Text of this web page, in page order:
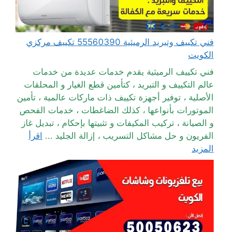
فني تكييف وتبريد الرميثية 55560390 تكييف مركزي
الكويت
فني تكييف الرميثية يقدم خدمات عديدة من خدمات
عالم التكييف و التبريد ، كتأمين قطع الغيار و المحلقات
الأصلية ، توفير أجهزة تكييف ذات ماركات عالمية ، تأمين
الموتورات بأنواعها ، كذلك الضاغطات ، خدمات الفحص
و الصيانة ، تركيب المكيفات و تثبيتها بإحكام ، تبديل غاز
الفريون و حل مشاكل التسريب ، إزالة الجليد ... اقرأ
المزيد